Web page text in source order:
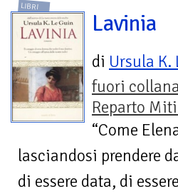
LIBRI
Lavinia
di Ursula K.
fuori collana
Reparto
“Come
lasciandosi prendere
di essere data, di